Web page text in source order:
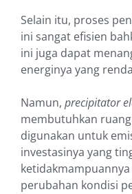
Selain itu, proses
ini sangat efisien
ini juga dapat
energinya yang
Namun, precipitator
membutuhkan
digunakan untuk
investasinya yang
perubahan kondisi